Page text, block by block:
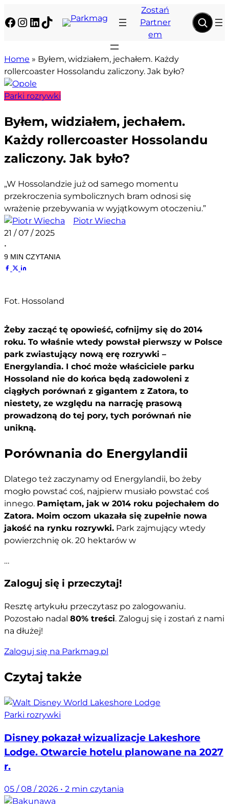
do
Facebook
Instagram
LinkedIn
TikTok
Zostań
Partner
em
Home » Byłem, widziałem, jechałem. Każdy
rollercoaster Hossolandu zaliczony. Jak było?
Parki rozrywki
Byłem, widziałem, jechałem.
Każdy rollercoaster Hossolandu
zaliczony. Jak było?
„W Hossolandzie już od samego momentu
przekroczenia symbolicznych bram odnosi się
wrażenie przebywania w wyjątkowym otoczeniu.”
Piotr Wiecha
21 / 07 / 2025
•
9 MIN CZYTANIA
Fot. Hossoland
Żeby zacząć tę opowieść, cofnijmy się do 2014
roku. To właśnie wtedy powstał pierwszy w Polsce
park zwiastujący nową erę rozrywki –
Energylandia. I choć może właściciele parku
Hossoland nie do końca będą zadowoleni z
ciągłych porównań z gigantem z Zatora, to
niestety, ze względu na narrację prasową
prowadzoną do tej pory, tych porównań nie
unikną.
Porównania do Energylandii
Dlatego też zaczynamy od Energylandii, bo żeby
mogło powstać coś, najpierw musiało powstać coś
innego. Pamiętam, jak w 2014 roku pojechałem do
Zatora. Moim oczom ukazała się zupełnie nowa
jakość na rynku rozrywki. Park zajmujący wtedy
powierzchnię ok. 20 hektarów w
…
Zaloguj się i przeczytaj!
Resztę artykułu przeczytasz po zalogowaniu.
Pozostało nadal 80% treści. Zaloguj się i zostań z nami
na dłużej!
Zaloguj się na Parkmag.pl
Czytaj także
Parki rozrywki
Disney pokazał wizualizacje Lakeshore
Lodge. Otwarcie hotelu planowane na 2027
r.
05 / 08 / 2026 • 2 min czytania